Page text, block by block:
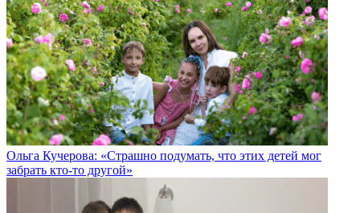
Ольга Кучерова: «Страшно подумать, что этих детей мог
забрать кто-то другой»